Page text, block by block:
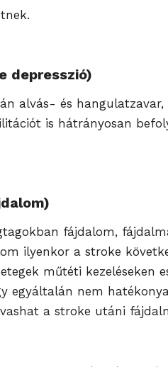
depresszió)
alvás- és
is hátrányosan
fájdalom,
ilyenkor a stroke
műtéti
egyáltalán nem
a stroke utáni